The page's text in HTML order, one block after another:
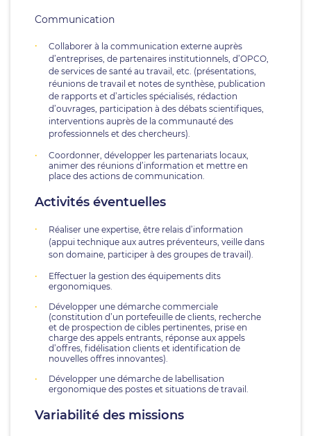
Communication
Collaborer à la communication externe auprès
d’entreprises, de partenaires institutionnels, d’OPCO,
de services de santé au travail, etc. (présentations,
réunions de travail et notes de synthèse, publication
de rapports et d’articles spécialisés, rédaction
d’ouvrages, participation à des débats scientifiques,
interventions auprès de la communauté des
professionnels et des chercheurs).
Coordonner, développer les partenariats locaux,
animer des réunions d’information et mettre en
place des actions de communication.
Activités éventuelles
Réaliser une expertise, être relais d’information
(appui technique aux autres préventeurs, veille dans
son domaine, participer à des groupes de travail).
Effectuer la gestion des équipements dits
ergonomiques.
Développer une démarche commerciale
(constitution d’un portefeuille de clients, recherche
et de prospection de cibles pertinentes, prise en
charge des appels entrants, réponse aux appels
d’offres, fidélisation clients et identification de
nouvelles offres innovantes).
Développer une démarche de labellisation
ergonomique des postes et situations de travail.
Variabilité des missions